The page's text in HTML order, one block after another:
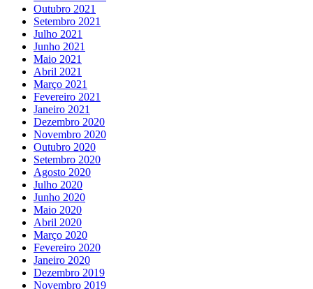
Outubro 2021
Setembro 2021
Julho 2021
Junho 2021
Maio 2021
Abril 2021
Março 2021
Fevereiro 2021
Janeiro 2021
Dezembro 2020
Novembro 2020
Outubro 2020
Setembro 2020
Agosto 2020
Julho 2020
Junho 2020
Maio 2020
Abril 2020
Março 2020
Fevereiro 2020
Janeiro 2020
Dezembro 2019
Novembro 2019